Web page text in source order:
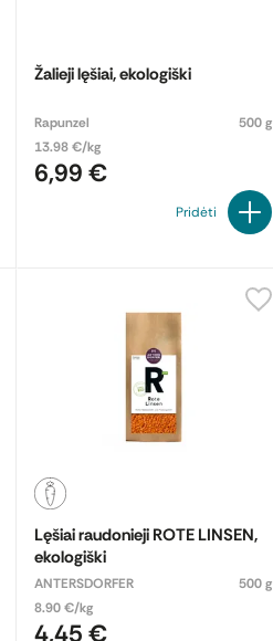
Žalieji lęšiai, ekologiški
Rapunzel
500 g
13.98 €/kg
6,99 €
Pridėti
Lęšiai raudonieji ROTE LINSEN,
ekologiški
ANTERSDORFER
500 g
8.90 €/kg
4,45 €